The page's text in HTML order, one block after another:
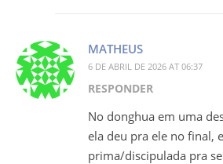
MATHEUS
6 DE ABRIL DE 2026 AT 06:37
RESPONDER
No donghua em uma
ela deu pra ele no final,
prima/discipulada pra